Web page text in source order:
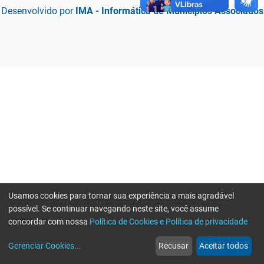
Desenvolvido por IMA - Informática de Municípios Associados
web
Notícias
more_horiz
Mais
Usamos cookies para tornar sua experiência a mais agradável
possível. Se continuar navegando neste site, você assume
concordar com nossa Política de Cookies e Política de privacidade
Gerenciar Cookies... Recusar Aceitar todos
Erro ao enviar informações, por favor tente novamente